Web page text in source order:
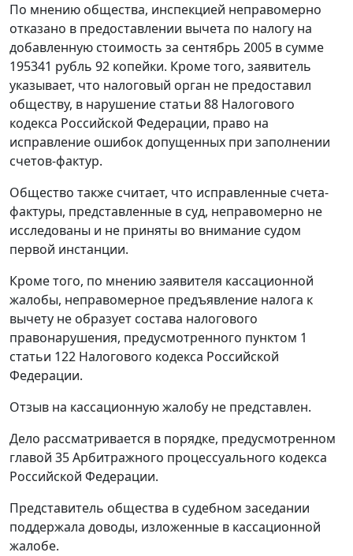
По мнению общества, инспекцией неправомерно
отказано в предоставлении вычета по налогу на
добавленную стоимость за сентябрь 2005 в сумме
195341 рубль 92 копейки. Кроме того, заявитель
указывает, что налоговый орган не предоставил
обществу, в нарушение статьи 88 Налогового
кодекса Российской Федерации, право на
исправление ошибок допущенных при заполнении
счетов-фактур.
Общество также считает, что исправленные счета-
фактуры, представленные в суд, неправомерно не
исследованы и не приняты во внимание судом
первой инстанции.
Кроме того, по мнению заявителя кассационной
жалобы, неправомерное предъявление налога к
вычету не образует состава налогового
правонарушения, предусмотренного пунктом 1
статьи 122 Налогового кодекса Российской
Федерации.
Отзыв на кассационную жалобу не представлен.
Дело рассматривается в порядке, предусмотренном
главой 35Арбитражного процессуального кодекса
Российской Федерации.
Представитель общества в судебном заседании
поддержала доводы, изложенные в кассационной
жалобе.